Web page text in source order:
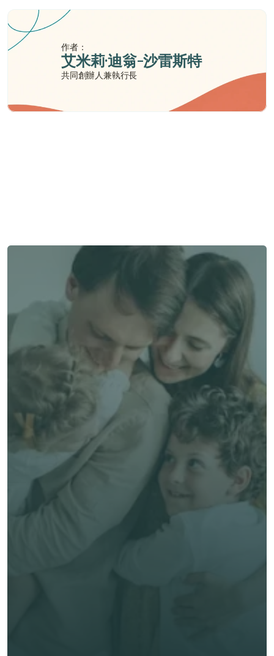
作者：
艾米莉·迪翁-沙雷斯特
共同創辦人兼執行長
了解 Alea 賣點
免費獲得個人化專屬報價
專業客觀建議，全程貼心跟進
節省時間與保費成本，享無憂投保體驗
立即獲取獨立客觀建議